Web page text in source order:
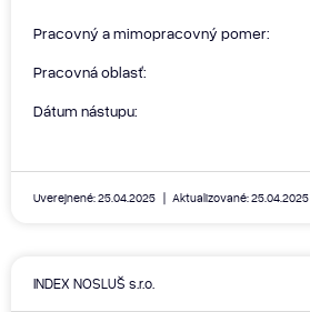
Pracovný a mimopracovný pomer:
Pracovná oblasť:
Dátum nástupu:
Uverejnené: 25.04.2025 Aktualizované: 25.04.2025
INDEX NOSLUŠ s.r.o.